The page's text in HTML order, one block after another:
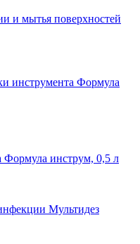
и мытья поверхностей
Формула инструм, 0,5 л